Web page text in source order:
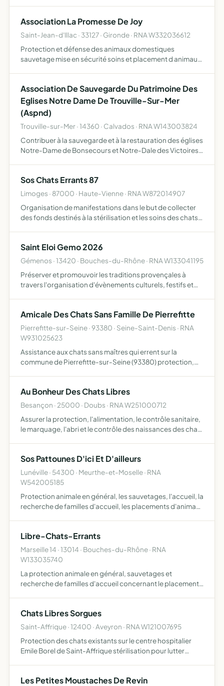
Association La Promesse De Joy
Saint-Jean-d'Illac · 33127 · Gironde · RNA W332036612
Protection et défense des animaux domestiques
sauvetage mise en sécurité soins et placement d animaux
d'informat…
Association De Sauvegarde Du Patrimoine Des
Eglises Notre Dame De Trouville-Sur-Mer
(Aspnd)
Trouville-sur-Mer · 14360 · Calvados · RNA W143003824
Contribuer à la sauvegarde et à la restauration des églises
Notre-Dame de Bonsecours et Notre-Dale des Victoires à
Sos Chats Errants 87
Limoges · 87000 · Haute-Vienne · RNA W872014907
Organisation de manifestations dans le but de collecter
des fonds destinés à la stérilisation et les soins des chats
Saint Eloi Gemo 2026
Gémenos · 13420 · Bouches-du-Rhône · RNA W133041195
Préserver et promouvoir les traditions provençales à
travers l'organisation d'évènements culturels, festifs et
Amicale Des Chats Sans Famille De Pierrefitte
Pierrefitte-sur-Seine · 93380 · Seine-Saint-Denis · RNA
W931025623
Assistance aux chats sans maîtres qui errent sur la
commune de Pierrefitte-sur-Seine (93380) protection,
Au Bonheur Des Chats Libres
Besançon · 25000 · Doubs · RNA W251000712
Assurer la protection, l'alimentation, le contrôle sanitaire,
le marquage, l'abri et le contrôle des naissances des chats
Sos Pattounes D'ici Et D'ailleurs
Lunéville · 54300 · Meurthe-et-Moselle · RNA
W542005185
Protection animale en général, les sauvetages, l'accueil, la
recherche de familles d'accueil, les placements d'animaux
Libre-Chats-Errants
Marseille 14 · 13014 · Bouches-du-Rhône · RNA
W133035740
La protection animale en général, sauvetages et
recherche de familles d'accueil concernant le placement
concernant…
Chats Libres Sorgues
Saint-Affrique · 12400 · Aveyron · RNA W121007695
Protection des chats existants sur le centre hospitalier
Emile Borel de Saint-Affrique stérilisation pour lutter
Les Petites Moustaches De Revin